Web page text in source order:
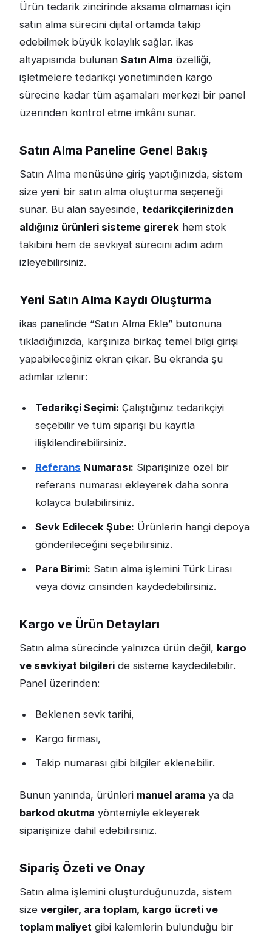
Ürün tedarik zincirinde aksama olmaması için
satın alma sürecini dijital ortamda takip
edebilmek büyük kolaylık sağlar. ikas
altyapısında bulunan Satın Alma özelliği,
işletmelere tedarikçi yönetiminden kargo
sürecine kadar tüm aşamaları merkezi bir panel
üzerinden kontrol etme imkânı sunar.
Satın Alma Paneline Genel Bakış
Satın Alma menüsüne giriş yaptığınızda, sistem
size yeni bir satın alma oluşturma seçeneği
sunar. Bu alan sayesinde, tedarikçilerinizden
aldığınız ürünleri sisteme girerek hem stok
takibini hem de sevkiyat sürecini adım adım
izleyebilirsiniz.
Yeni Satın Alma Kaydı Oluşturma
ikas panelinde “Satın Alma Ekle” butonuna
tıkladığınızda, karşınıza birkaç temel bilgi girişi
yapabileceğiniz ekran çıkar. Bu ekranda şu
adımlar izlenir:
Tedarikçi Seçimi: Çalıştığınız tedarikçiyi
seçebilir ve tüm siparişi bu kayıtla
ilişkilendirebilirsiniz.
Referans Numarası: Siparişinize özel bir
referans numarası ekleyerek daha sonra
kolayca bulabilirsiniz.
Sevk Edilecek Şube: Ürünlerin hangi depoya
gönderileceğini seçebilirsiniz.
Para Birimi: Satın alma işlemini Türk Lirası
veya döviz cinsinden kaydedebilirsiniz.
Kargo ve Ürün Detayları
Satın alma sürecinde yalnızca ürün değil, kargo
ve sevkiyat bilgileri de sisteme kaydedilebilir.
Panel üzerinden:
Beklenen sevk tarihi,
Kargo firması,
Takip numarası gibi bilgiler eklenebilir.
Bunun yanında, ürünleri manuel arama ya da
barkod okutma yöntemiyle ekleyerek
siparişinize dahil edebilirsiniz.
Sipariş Özeti ve Onay
Satın alma işlemini oluşturduğunuzda, sistem
size vergiler, ara toplam, kargo ücreti ve
toplam maliyet gibi kalemlerin bulunduğu bir